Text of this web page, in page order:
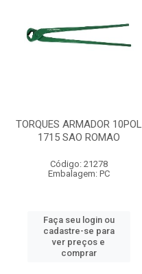
TORQUES ARMADOR 10POL
1715 SAO ROMAO
Código: 21278
Embalagem: PC
Faça seu login ou
cadastre-se para
ver preços e
comprar